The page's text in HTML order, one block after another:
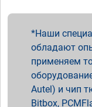
Наши
обладают
применяем
Autel) и чип
Bitbox,